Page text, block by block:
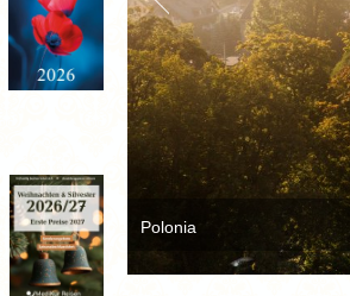
Slowenien
Spanien
Tschechien
Polonia